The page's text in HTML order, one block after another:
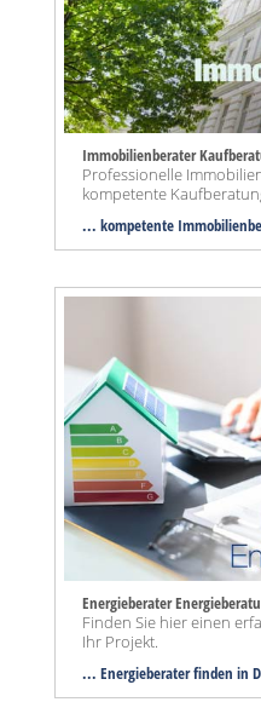
Immobilienberater
Professionelle
kompetente
... kompetente
Energieberater
Finden Sie hier einen
Ihr Projekt.
... Energieberater finden in